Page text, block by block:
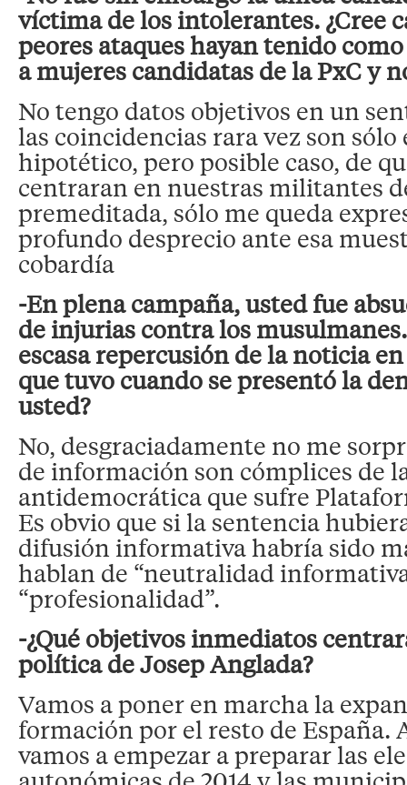
víctima de los intolerantes. ¿Cree
peores ataques hayan tenido
a mujeres candidatas de la PxC y
No tengo datos objetivos en un
las coincidencias rara vez son sólo
hipotético, pero posible caso, de
centraran en nuestras militantes
premeditada, sólo me queda
profundo desprecio ante esa
cobardía
-En plena campaña, usted fue
de injurias contra los
escasa repercusión de la noticia
que tuvo cuando se presentó la
usted?
No, desgraciadamente no me
de información son cómplices de
antidemocrática que sufre
Es obvio que si la sentencia
difusión informativa habría sido
hablan de “neutralidad
“profesionalidad”.
-¿Qué objetivos inmediatos
política de Josep Anglada?
Vamos a poner en marcha la
formación por el resto de España.
vamos a empezar a preparar las